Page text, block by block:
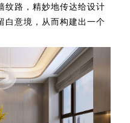
纹路，精妙地传达给设计
白意境，从而构建出一个